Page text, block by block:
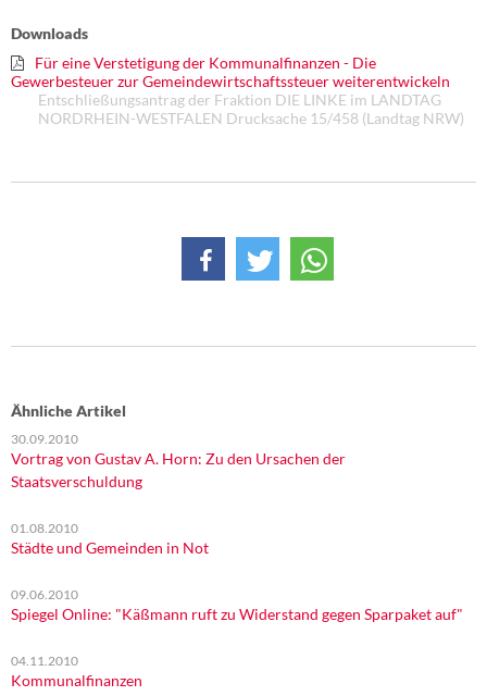
Kontakt
Downloads
Für eine Verstetigung der Kommunalfinanzen - Die
Gewerbesteuer zur Gemeindewirtschaftssteuer weiterentwickeln
Entschließungsantrag der Fraktion DIE LINKE im LANDTAG
NORDRHEIN-WESTFALEN Drucksache 15/458 (Landtag NRW)
Ähnliche Artikel
30.09.2010
Vortrag von Gustav A. Horn: Zu den Ursachen der
Staatsverschuldung
01.08.2010
Städte und Gemeinden in Not
09.06.2010
Spiegel Online: "Käßmann ruft zu Widerstand gegen Sparpaket auf"
04.11.2010
Kommunalfinanzen